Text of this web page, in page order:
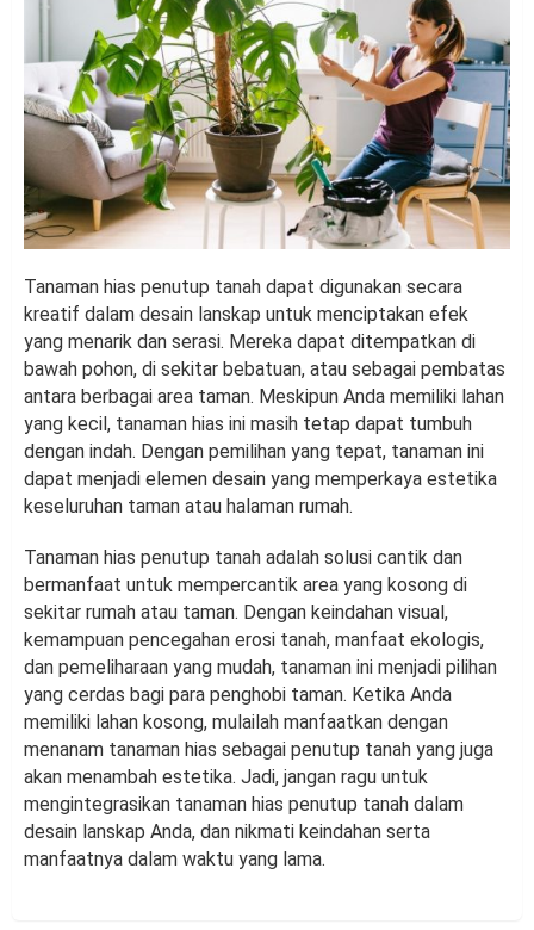
Tanaman hias penutup tanah dapat digunakan secara
kreatif dalam desain lanskap untuk menciptakan efek
yang menarik dan serasi. Mereka dapat ditempatkan di
bawah pohon, di sekitar bebatuan, atau sebagai pembatas
antara berbagai area taman. Meskipun Anda memiliki lahan
yang kecil, tanaman hias ini masih tetap dapat tumbuh
dengan indah. Dengan pemilihan yang tepat, tanaman ini
dapat menjadi elemen desain yang memperkaya estetika
keseluruhan taman atau halaman rumah.
Tanaman hias penutup tanah adalah solusi cantik dan
bermanfaat untuk mempercantik area yang kosong di
sekitar rumah atau taman. Dengan keindahan visual,
kemampuan pencegahan erosi tanah, manfaat ekologis,
dan pemeliharaan yang mudah, tanaman ini menjadi pilihan
yang cerdas bagi para penghobi taman. Ketika Anda
memiliki lahan kosong, mulailah manfaatkan dengan
menanam tanaman hias sebagai penutup tanah yang juga
akan menambah estetika. Jadi, jangan ragu untuk
mengintegrasikan tanaman hias penutup tanah dalam
desain lanskap Anda, dan nikmati keindahan serta
manfaatnya dalam waktu yang lama.